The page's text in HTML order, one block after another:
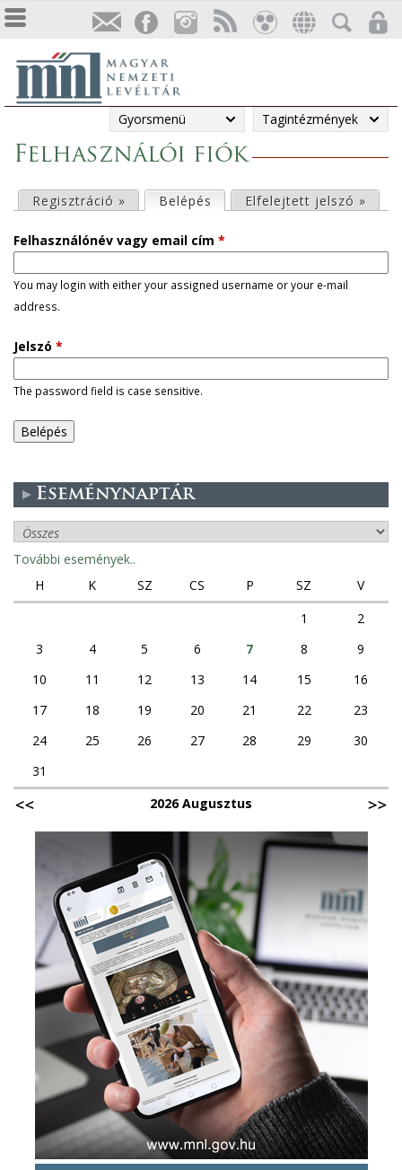
Gyorsmenü Tagintézmények
Felhasználói fiók
l
s
ő
d
l
e
e
s
Regisztráció » Belépés (aktív fül)Elfelejtett jelszó »
Felhasználónév vagy email cím *
You may login with either your assigned username or your e-mail
address.
Jelszó *
The password field is case sensitive.
Eseménynaptár
További események..
H
K SZ CS P SZ
V
1
2
3
4 5 6 7 8
9
10
11 12 13 14 15
16
17
18 19 20 21 22
23
24
25 26 27 28 29
30
31
2026 Augusztus